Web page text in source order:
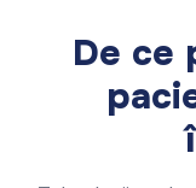
De ce